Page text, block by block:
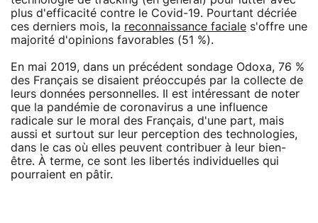
plus d'efficacité contre le Covid-19. Pourtant décriée
ces derniers mois, la reconnaissance faciale s'offre une
majorité d'opinions favorables (51 %).
En mai 2019, dans un précédent sondage Odoxa, 76 %
des Français se disaient préoccupés par la collecte de
leurs données personnelles. Il est intéressant de noter
que la pandémie de coronavirus a une influence
radicale sur le moral des Français, d'une part, mais
aussi et surtout sur leur perception des technologies,
dans le cas où elles peuvent contribuer à leur bien-
être. À terme, ce sont les libertés individuelles qui
pourraient en pâtir.